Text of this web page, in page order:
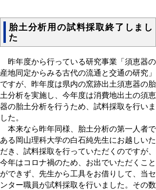
胎土分析用の試料採取終了しまし
た
昨年度から行っている研究事業「須恵器の
産地同定からみる古代の流通と交通の研究」
ですが、昨年度は県内の窯跡出土須恵器の胎
土分析を実施し、今年度は消費地出土の須恵
器の胎土分析を行うため、試料採取を行いま
した。
本来なら昨年同様、胎土分析の第一人者で
ある岡山理科大学の白石純先生にお越しいた
だき、試料採取を行っていただくのですが、
今年はコロナ禍のため、お出でいただくこと
ができず、先生から工具をお借りして、当セ
ンター職員が試料採取を行いました。その数